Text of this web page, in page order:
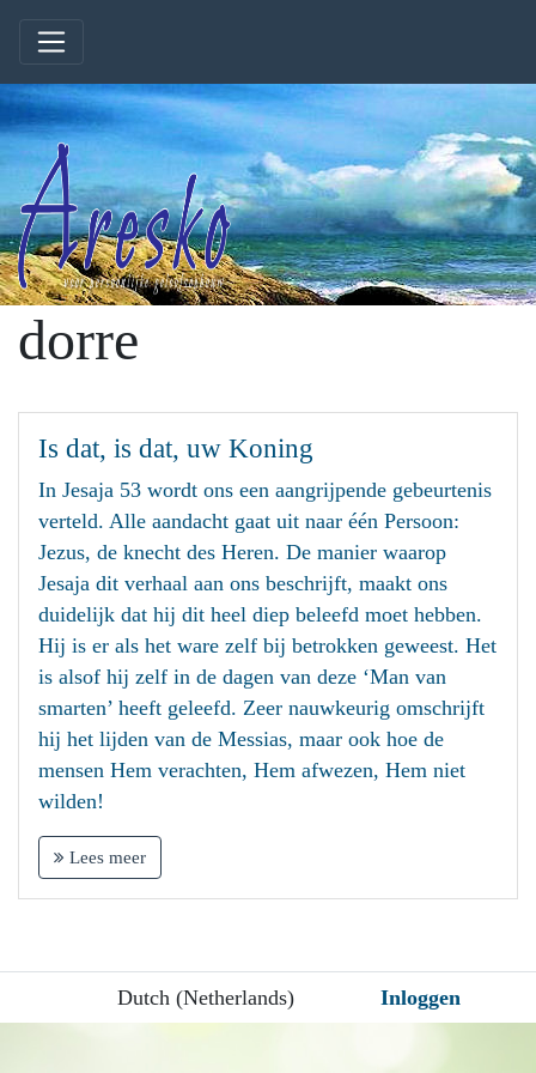
dorre
Is dat, is dat, uw Koning
In Jesaja 53 wordt ons een aangrijpende gebeurtenis
verteld. Alle aandacht gaat uit naar één Persoon:
Jezus, de knecht des Heren. De manier waarop
Jesaja dit verhaal aan ons beschrijft, maakt ons
duidelijk dat hij dit heel diep beleefd moet hebben.
Hij is er als het ware zelf bij betrokken geweest. Het
is alsof hij zelf in de dagen van deze ‘Man van
smarten’ heeft geleefd. Zeer nauwkeurig omschrijft
hij het lijden van de Messias, maar ook hoe de
mensen Hem verachten, Hem afwezen, Hem niet
wilden!
Lees meer
Dutch (Netherlands) Inloggen